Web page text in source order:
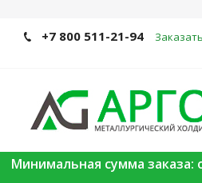
+7 800 511-21-94
Минимальная сумма заказа: